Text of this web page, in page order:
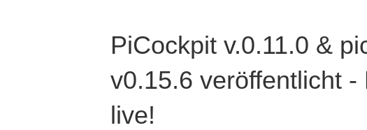
PiCockpit v.0.11.0 &
v0.15.6 veröffentlicht -
live!